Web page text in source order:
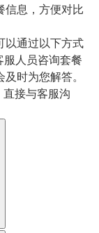
信息，方便对比
以通过以下方式
人员咨询套餐
时为您解答。
接与客服沟